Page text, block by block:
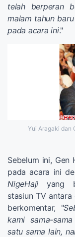
telah berperan
malam tahun
pada acara ini."
Yui Aragaki dan
Sebelum ini, Gen
pada acara ini
NigeHaji yang
stasiun TV
berkomentar, "
kami sama-
satu sama lain,